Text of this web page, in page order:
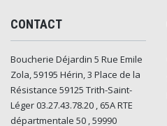
CONTACT
Boucherie Déjardin 5 Rue Emile
Zola, 59195 Hérin, 3 Place de la
Résistance 59125 Trith-Saint-
Léger 03.27.43.78.20 , 65A RTE
départmentale 50 , 59990